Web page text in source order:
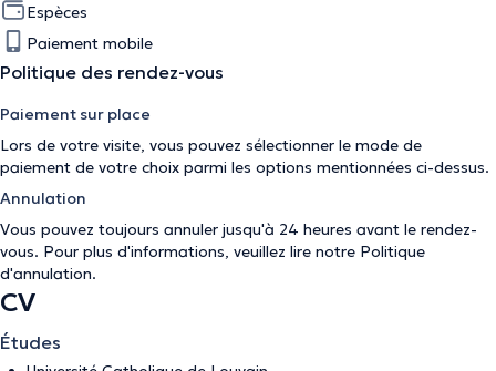
Espèces
Paiement mobile
Politique des rendez-vous
Paiement sur place
Lors de votre visite, vous pouvez sélectionner le mode de
paiement de votre choix parmi les options mentionnées ci-dessus.
Annulation
Vous pouvez toujours annuler jusqu'à 24 heures avant le rendez-
vous. Pour plus d'informations, veuillez lire notre Politique
d'annulation.
CV
Études